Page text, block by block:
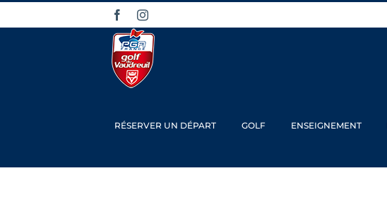
Passer
contenu
FacebookInstagram
RÉSERVER UN DÉPART GOLF ENSEIGNEMENT